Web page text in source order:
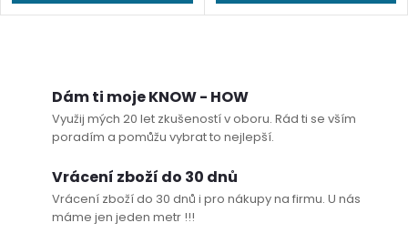
Dám ti moje KNOW - HOW
Využij mých 20 let zkušeností v oboru. Rád ti se vším
poradím a pomůžu vybrat to nejlepší.
Vrácení zboží do 30 dnů
Vrácení zboží do 30 dnů i pro nákupy na firmu. U nás
máme jen jeden metr !!!